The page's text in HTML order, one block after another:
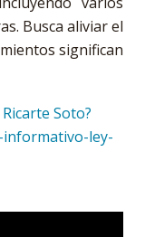
Busca aliviar el
significan
Soto?
ley-